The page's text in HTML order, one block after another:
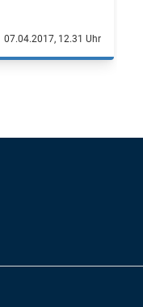
07.04.2017, 12.31 Uhr